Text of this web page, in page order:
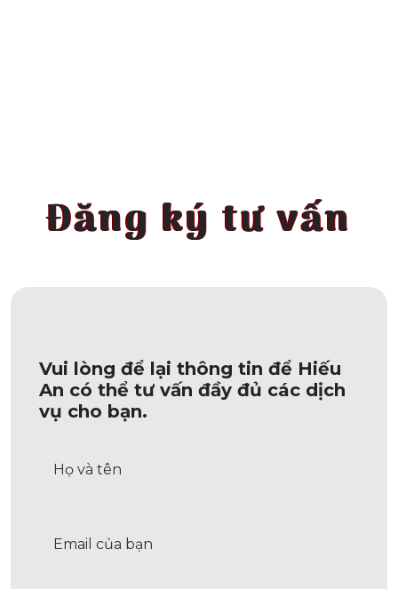
Đăng ký tư vấn
Vui lòng để lại thông tin để Hiếu
An có thể tư vấn đầy đủ các dịch
vụ cho bạn.